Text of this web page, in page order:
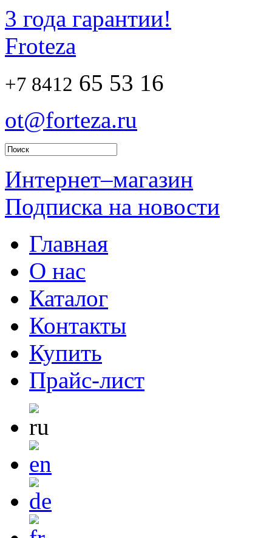
3 года гарантии!
Froteza
+7 8412 65 53 16
ot@forteza.ru
Интернет–магазин
Подписка на новости
Главная
О нас
Каталог
Контакты
Купить
Прайс-лист